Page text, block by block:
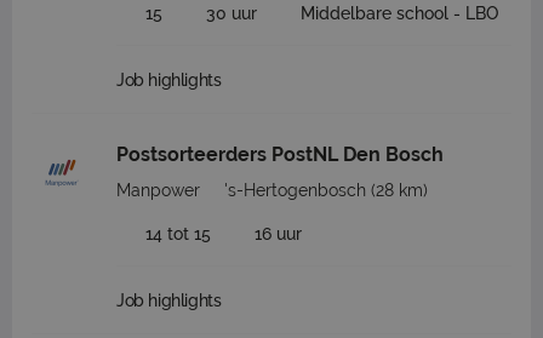
15 30 uur Middelbare school - LBO
Job highlights
Postsorteerders PostNL Den Bosch
Manpower 's-Hertogenbosch (28 km)
14 tot 15 16 uur
Job highlights